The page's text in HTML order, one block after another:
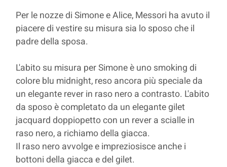
Per le nozze di Simone e Alice, Messori ha avuto il
piacere di vestire su misura sia lo sposo che il
padre della sposa.
L'abito su misura per Simone è uno smoking di
colore blu midnight, reso ancora più speciale da
un elegante rever in raso nero a contrasto. L'abito
da sposo è completato da un elegante gilet
jacquard doppiopetto con un rever a scialle in
raso nero, a richiamo della giacca.
Il raso nero avvolge e impreziosisce anche i
bottoni della giacca e del gilet.